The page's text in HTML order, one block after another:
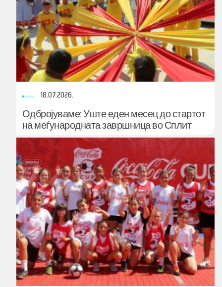
18.07.2026.
Одбројуваме: Уште еден месец до стартот
на меѓународната завршница во Сплит